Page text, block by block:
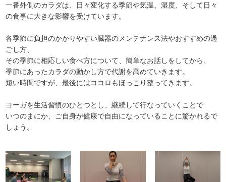
一番外側のカラダは、日々変化する季節や気温、湿度、そして日々
の食事に大きな影響を受けています。
各季節に負担のかかりやすい臓器のメンテナンス法やおすすめの過
ごし方、
その季節に相応しい食べ方について、簡単なお話しをしてから、
季節にあったカラダの動かし方で代謝を高めていきます。
短い時間ですが、最後にはココロもほっこり整ってきます。
ヨーガを生活習慣のひとつとし、継続して行なっていくことで
いつのまにか、ご自身が健康で自由になっていることに驚かれるで
しょう。